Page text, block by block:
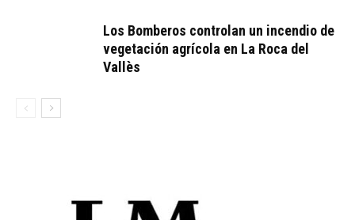
Los Bomberos controlan un incendio de
vegetación agrícola en La Roca del
Vallès